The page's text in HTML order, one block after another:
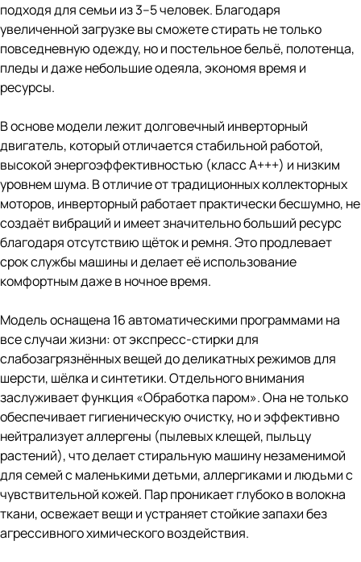
подходя для семьи из 3–5 человек. Благодаря
увеличенной загрузке вы сможете стирать не только
повседневную одежду, но и постельное бельё, полотенца,
пледы и даже небольшие одеяла, экономя время и
ресурсы.
В основе модели лежит долговечный инверторный
двигатель, который отличается стабильной работой,
высокой энергоэффективностью (класс A+++) и низким
уровнем шума. В отличие от традиционных коллекторных
моторов, инверторный работает практически бесшумно, не
создаёт вибраций и имеет значительно больший ресурс
благодаря отсутствию щёток и ремня. Это продлевает
срок службы машины и делает её использование
комфортным даже в ночное время.
Модель оснащена 16 автоматическими программами на
все случаи жизни: от экспресс-стирки для
слабозагрязнённых вещей до деликатных режимов для
шерсти, шёлка и синтетики. Отдельного внимания
заслуживает функция «Обработка паром». Она не только
обеспечивает гигиеническую очистку, но и эффективно
нейтрализует аллергены (пылевых клещей, пыльцу
растений), что делает стиральную машину незаменимой
для семей с маленькими детьми, аллергиками и людьми с
чувствительной кожей. Пар проникает глубоко в волокна
ткани, освежает вещи и устраняет стойкие запахи без
агрессивного химического воздействия.